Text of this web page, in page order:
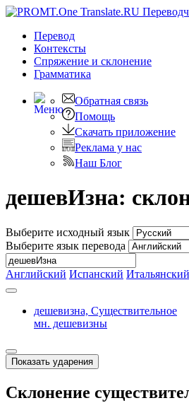
Перевод
Контексты
Спряжение и склонение
Грамматика
Обратная связь
Помощь
Скачать приложение
Реклама у нас
Наш Блог
дешевИзна:
Выберите исходный язык
Выберите язык перевода
Английский Испанский Итальянский
дешевизна, Существительное
мн. дешевизны
Показать ударения
Склонение